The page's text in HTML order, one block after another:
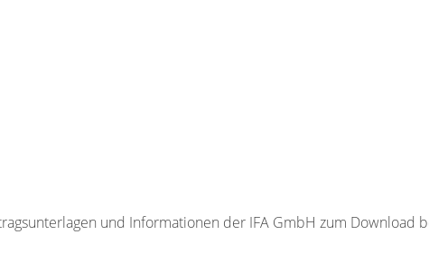
und Informationen der IFA GmbH zum Download